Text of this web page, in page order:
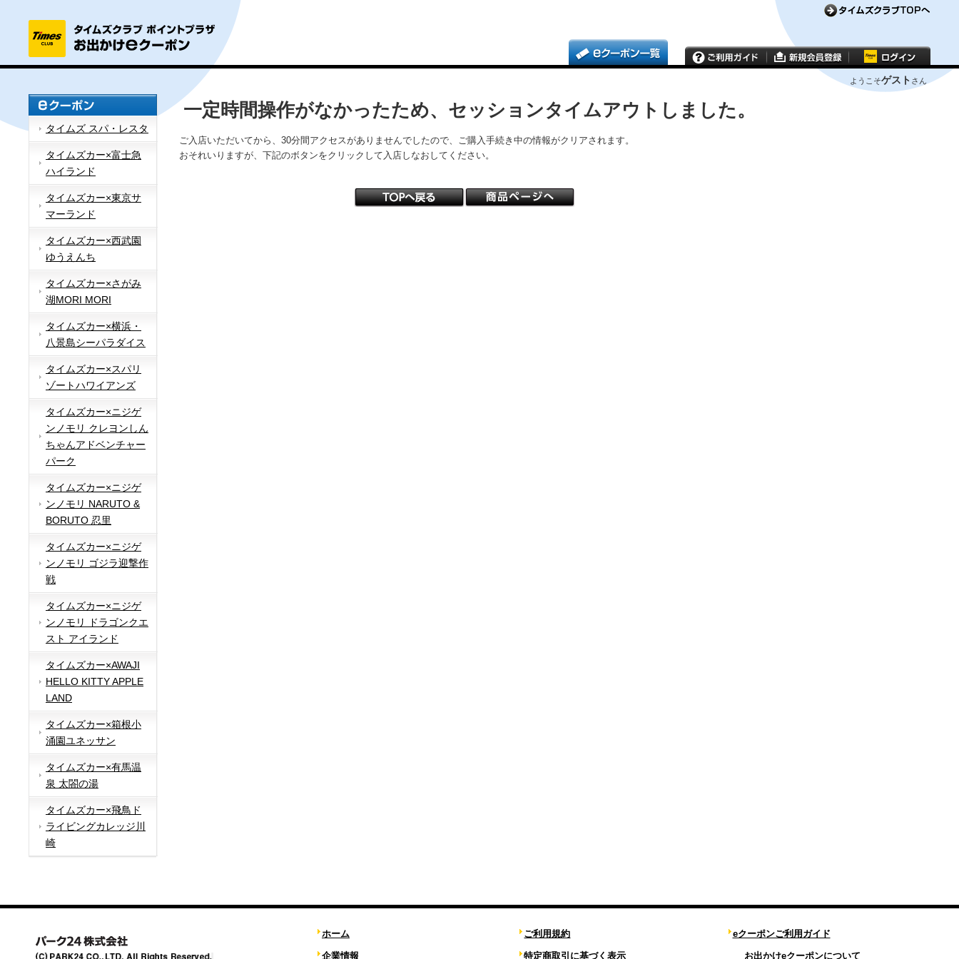
ようこそゲスト さん
タイムズ スパ・レスタ
タイムズカー×富士急
ハイランド
タイムズカー×東京サ
マーランド
タイムズカー×西武園
ゆうえんち
タイムズカー×さがみ
湖MORI MORI
タイムズカー×横浜・
八景島シーパラダイス
タイムズカー×スパリ
ゾートハワイアンズ
タイムズカー×ニジゲ
ンノモリ クレヨンしん
ちゃんアドベンチャー
パーク
タイムズカー×ニジゲ
ンノモリ NARUTO &
BORUTO 忍里
タイムズカー×ニジゲ
ンノモリ ゴジラ迎撃作
戦
タイムズカー×ニジゲ
ンノモリ ドラゴンクエ
スト アイランド
タイムズカー×AWAJI
HELLO KITTY APPLE
LAND
タイムズカー×箱根小
涌園ユネッサン
タイムズカー×有馬温
泉 太閤の湯
タイムズカー×飛鳥ド
ライビングカレッジ川
崎
一定時間操作がなかったため、セッションタイムアウトしました。
ご入店いただいてから、30分間アクセスがありませんでしたので、ご購入手続き中の情報がクリアされます。
おそれいりますが、下記のボタンをクリックして入店しなおしてください。
ホーム
企業情報
ご利用規約
特定商取引に基づく表示
eクーポンご利用ガイド
お出かけeクーポンについて